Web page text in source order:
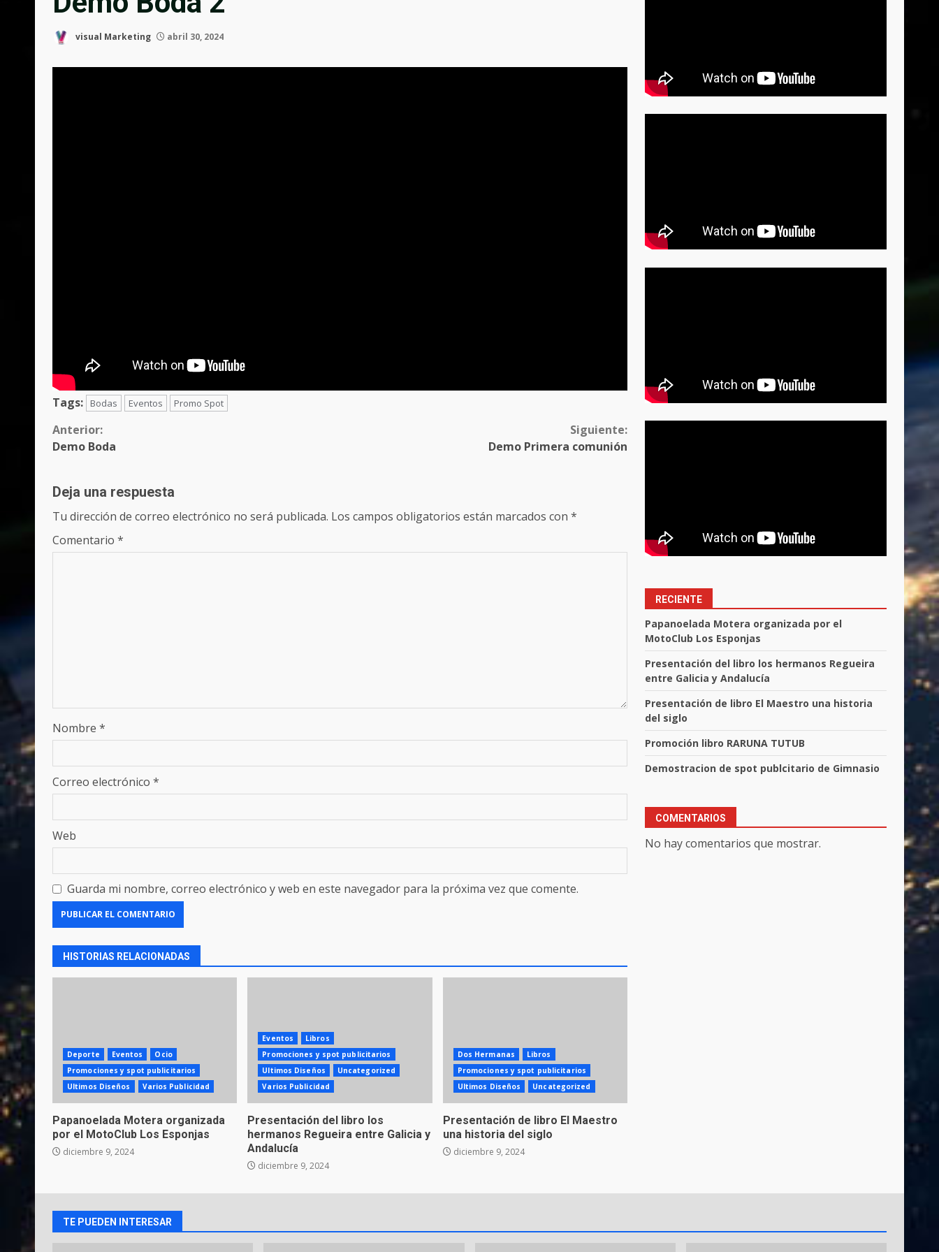
visual Marketing abril 30, 2024
Tags: Bodas Eventos Promo Spot
Sigue
Anterior:
Demo Boda
Siguiente:
Demo Primera comunión
Deja una respuesta
Tu dirección de correo electrónico no será publicada. Los campos obligatorios están marcados con *
Comentario *
Nombre *
Correo electrónico *
Web
Guarda mi nombre, correo electrónico y web en este navegador para la próxima vez que comente.
HISTORIAS RELACIONADAS
Deporte Eventos
Ocio
Promociones y spot publicitarios
Ultimos Diseños
Varios Publicidad
Papanoelada Motera organizada
por el MotoClub Los Esponjas
diciembre 9, 2024
Eventos
Libros
Promociones y spot publicitarios
Ultimos Diseños
Uncategorized
Varios Publicidad
Presentación del libro los
hermanos Regueira entre Galicia y
Andalucía
diciembre 9, 2024
Dos Hermanas
Libros
Promociones y spot publicitarios
Ultimos Diseños
Uncategorized
Presentación de libro El Maestro
una historia del siglo
diciembre 9, 2024
RECIENTE
Papanoelada Motera organizada por el
MotoClub Los Esponjas
Presentación del libro los hermanos Regueira
entre Galicia y Andalucía
Presentación de libro El Maestro una historia
del siglo
Promoción libro RARUNA TUTUB
Demostracion de spot publcitario de Gimnasio
COMENTARIOS
No hay comentarios que mostrar.
TE PUEDEN INTERESAR